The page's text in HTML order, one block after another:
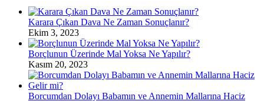
Karara Çıkan Dava Ne Zaman Sonuçlanır?
Ekim 3, 2023
Borçlunun Üzerinde Mal Yoksa Ne Yapılır?
Kasım 20, 2023
Borcumdan Dolayı Babamın ve Annemin Mallarına Haciz